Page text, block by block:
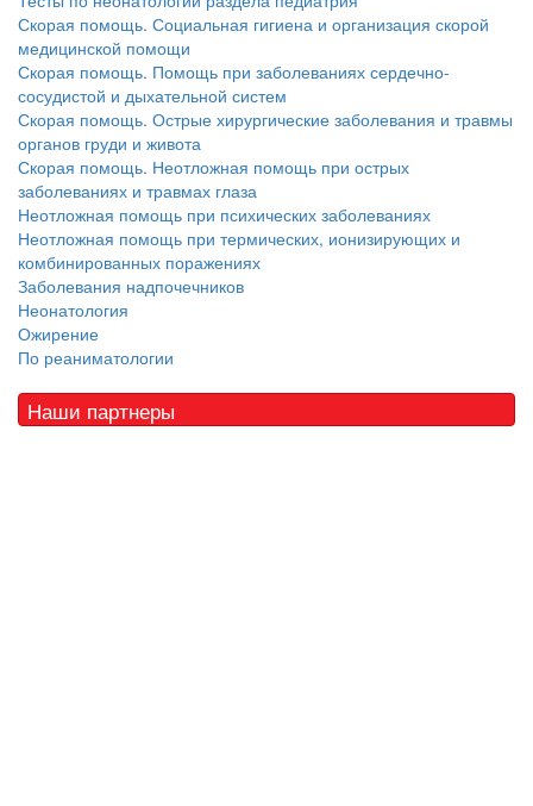
Скорая помощь. Социальная гигиена и организация скорой
медицинской помощи
Скорая помощь. Помощь при заболеваниях сердечно-
сосудистой и дыхательной систем
Скорая помощь. Острые хирургические заболевания и травмы
органов груди и живота
Скорая помощь. Неотложная помощь при острых
заболеваниях и травмах глаза
Неотложная помощь при психических заболеваниях
Неотложная помощь при термических, ионизирующих и
комбинированных поражениях
Заболевания надпочечников
Неонатология
Ожирение
По реаниматологии
Наши партнеры